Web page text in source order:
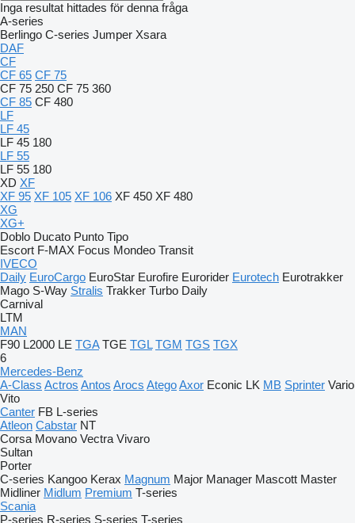
Inga resultat hittades för denna fråga
A-series
Berlingo C-series Jumper Xsara
DAF
CF
CF 65 CF 75
CF 75 250 CF 75 360
CF 85 CF 480
LF
LF 45
LF 45 180
LF 55
LF 55 180
XD XF
XF 95 XF 105 XF 106 XF 450 XF 480
XG
XG+
Doblo Ducato Punto Tipo
Escort F-MAX Focus Mondeo Transit
IVECO
Daily EuroCargo EuroStar Eurofire Eurorider Eurotech Eurotrakker
Mago S-Way Stralis Trakker Turbo Daily
Carnival
LTM
MAN
F90 L2000 LE TGA TGE TGL TGM TGS TGX
6
Mercedes-Benz
A-Class Actros Antos Arocs AtegoAxor Econic LK MB Sprinter Vario
Vito
Canter FB L-series
Atleon Cabstar NT
Corsa Movano Vectra Vivaro
Sultan
Porter
C-series Kangoo Kerax Magnum Major Manager Mascott Master
Midliner Midlum Premium T-series
Scania
P-series R-series S-series T-series